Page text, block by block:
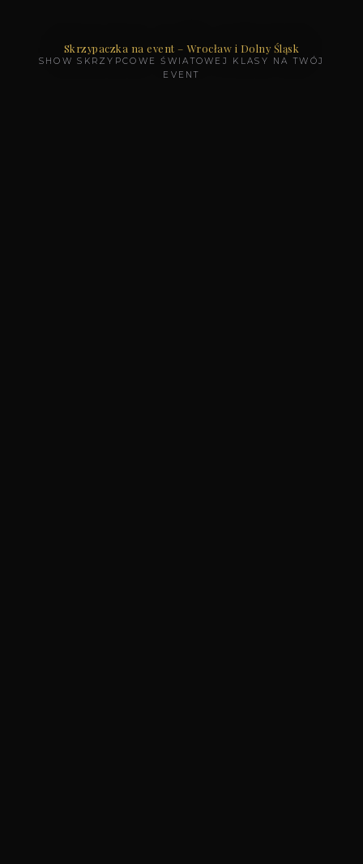
Skrzypaczka na event – Wrocław i Dolny Śląsk
SHOW SKRZYPCOWE ŚWIATOWEJ KLASY NA TWÓJ
EVENT